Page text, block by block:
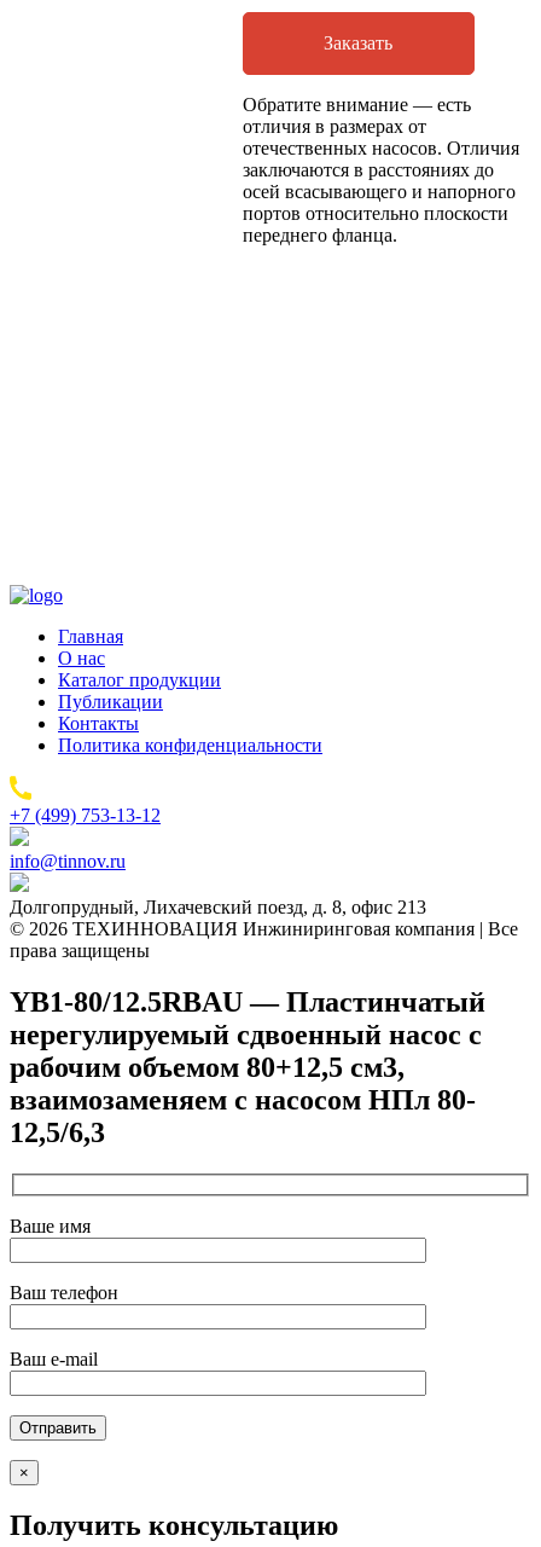
Заказать
Обратите внимание — есть
отличия в размерах от
отечественных насосов. Отличия
заключаются в расстояниях до
осей всасывающего и напорного
портов относительно плоскости
переднего фланца.
Главная
О нас
Каталог продукции
Публикации
Контакты
Политика конфиденциальности
+7 (499) 753-13-12
info@tinnov.ru
Долгопрудный, Лихачевский поезд, д. 8, офис 213
© 2026 ТЕХИННОВАЦИЯ Инжиниринговая компания | Все
права защищены
YB1-80/12.5RBAU — Пластинчатый
нерегулируемый сдвоенный насос с
рабочим объемом 80+12,5 см3,
взаимозаменяем с насосом НПл 80-
12,5/6,3
Ваше имя
Ваш телефон
Ваш e-mail
×
Получить консультацию